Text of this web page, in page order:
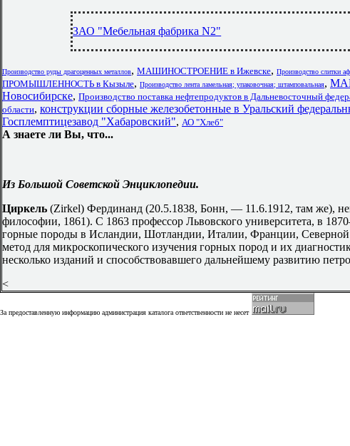
ЗАО "Мебельная фабрика N2"
Производство руды драгоценных металлов, МАШИНОСТРОЕНИЕ в Ижевске, Производство слитки
ПРОМЫШЛЕННОСТЬ в Кызыле, Производство лента ламельная; упаковочная; штамповальная,
Новосибирске, Производство поставка нефтепродуктов в Дальневосточный
области, конструкции сборные железобетонные в Уральский
Госплемптицезавод "Хабаровский", АО "Хлеб"
А знаете ли Вы, что...
Из Большой Советской Энциклопедии.
Циркель (Zirkel) Фердинанд (20.5.1838, Бонн, — 11.6.1912, там же),
философии, 1861). С 1863 профессор Львовского университета, в
горные породы в Исландии, Шотландии, Италии, Франции,
метод для микроскопического изучения горных пород и их
несколько изданий и способствовавшего дальнейшему развитию
<
За предоставленную информацию администрация каталога ответственности не несет